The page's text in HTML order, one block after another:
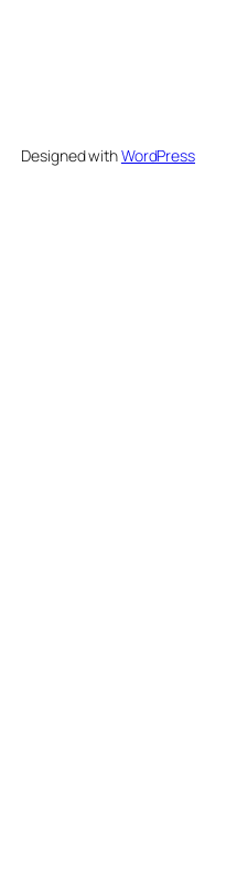
Designed withWordPress